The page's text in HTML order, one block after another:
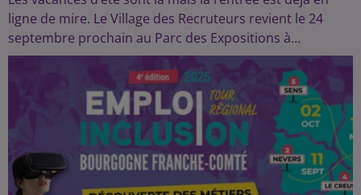
ligne de mire. Le Village des Recruteurs revient le 24
septembre prochain au Parc des Expositions à...